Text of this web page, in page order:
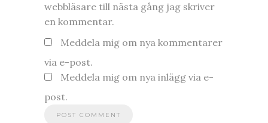
webbläsare till nästa gång jag skriver
en kommentar.
Meddela mig om nya kommentarer
via e-post.
Meddela mig om nya inlägg via e-
post.